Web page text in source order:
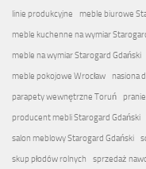
linie produkcyjne
meble biurowe
meble kuchenne na wymiar
meble na wymiar Starogard Gdański
meble pokojowe Wrocław
nasiona
parapety wewnętrzne Toruń
producent mebli Starogard Gdański
salon meblowy Starogard Gdański
skup płodów rolnych
sprzedaż